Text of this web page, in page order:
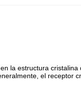
la estructura cristalina
el receptor